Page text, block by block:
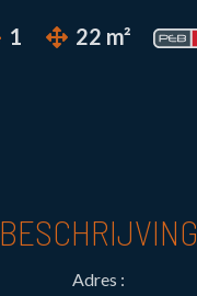
1 22 m²
BESCHRIJVING
Adres :